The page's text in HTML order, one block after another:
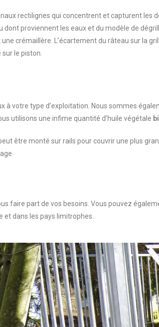
rectilignes qui concentrent et capturent les
proviennent les eaux et du modèle de
crémaillère. L’écartement du râteau sur la
le piston.
à votre type d’exploitation. Nous sommes
utilisons une infime quantité d’huile végétale
être monté sur rails pour couvrir une plus
faire part de vos besoins. Vous pouvez
dans les pays limitrophes.